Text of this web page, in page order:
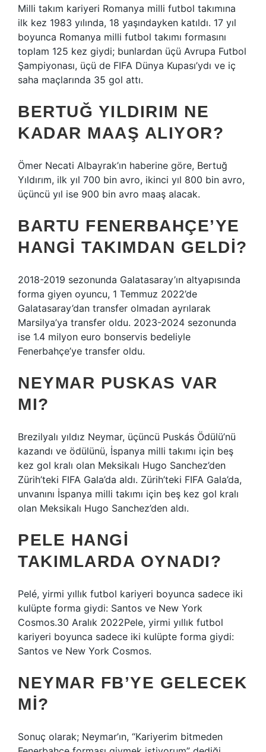
Milli takım kariyeri Romanya milli futbol takımına
ilk kez 1983 yılında, 18 yaşındayken katıldı. 17 yıl
boyunca Romanya milli futbol takımı formasını
toplam 125 kez giydi; bunlardan üçü Avrupa Futbol
Şampiyonası, üçü de FIFA Dünya Kupası’ydı ve iç
saha maçlarında 35 gol attı.
BERTUĞ YILDIRIM NE
KADAR MAAŞ ALIYOR?
Ömer Necati Albayrak’ın haberine göre, Bertuğ
Yıldırım, ilk yıl 700 bin avro, ikinci yıl 800 bin avro,
üçüncü yıl ise 900 bin avro maaş alacak.
BARTU FENERBAHÇE’YE
HANGI TAKIMDAN GELDI?
2018-2019 sezonunda Galatasaray’ın altyapısında
forma giyen oyuncu, 1 Temmuz 2022’de
Galatasaray’dan transfer olmadan ayrılarak
Marsilya’ya transfer oldu. 2023-2024 sezonunda
ise 1.4 milyon euro bonservis bedeliyle
Fenerbahçe’ye transfer oldu.
NEYMAR PUSKAS VAR
MI?
Brezilyalı yıldız Neymar, üçüncü Puskás Ödülü’nü
kazandı ve ödülünü, İspanya milli takımı için beş
kez gol kralı olan Meksikalı Hugo Sanchez’den
Zürih’teki FIFA Gala’da aldı. Zürih’teki FIFA Gala’da,
unvanını İspanya milli takımı için beş kez gol kralı
olan Meksikalı Hugo Sanchez’den aldı.
PELE HANGI
TAKIMLARDA OYNADI?
Pelé, yirmi yıllık futbol kariyeri boyunca sadece iki
kulüpte forma giydi: Santos ve New York
Cosmos.30 Aralık 2022Pele, yirmi yıllık futbol
kariyeri boyunca sadece iki kulüpte forma giydi:
Santos ve New York Cosmos.
NEYMAR FB’YE GELECEK
MI?
Sonuç olarak; Neymar’ın, “Kariyerim bitmeden